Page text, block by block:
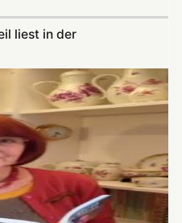
liest in der